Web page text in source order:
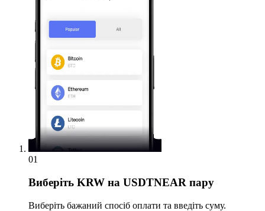
01
Виберіть KRW на USDTNEAR пару
Виберіть бажаний спосіб оплати та введіть суму.